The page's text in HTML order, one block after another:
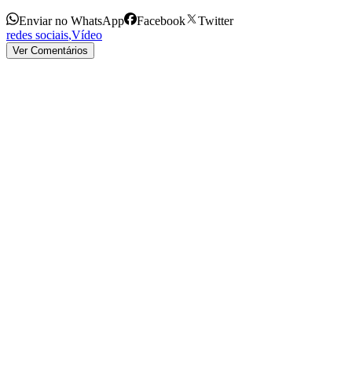
Enviar no WhatsApp Facebook
Twitter
redes sociais,Vídeo
Ver Comentários